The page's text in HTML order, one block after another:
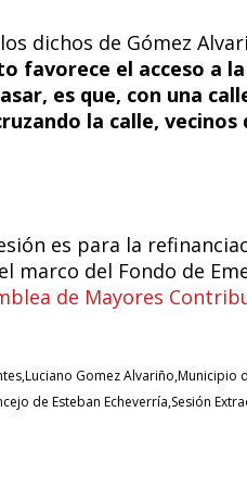
dichos de Gómez
favorece el acceso a
es que, con una
la calle, vecinos
es para la
marco del Fondo de
de Mayores
Luciano Gomez Alvariño Municipio
de Esteban Echeverría Sesión